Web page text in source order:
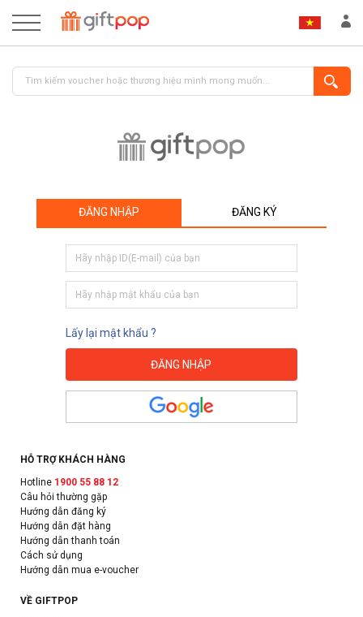
ĐĂNG NHẬP ĐĂNG KÝ
Lấy lại mật khẩu ?
HỖ TRỢ KHÁCH HÀNG
Hotline 1900 55 88 12
Câu hỏi thường gặp
Hướng dẫn đăng ký
Hướng dẫn đặt hàng
Hướng dẫn thanh toán
Cách sử dụng
Hướng dẫn mua e-voucher
VỀ GIFTPOP